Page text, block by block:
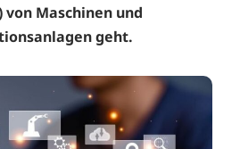
Maschinen und
geht.